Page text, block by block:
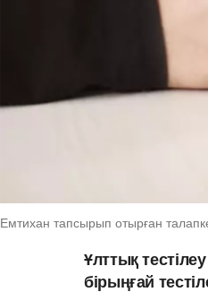
Емтихан тапсырып отырған
Ұлттық
бірыңғай